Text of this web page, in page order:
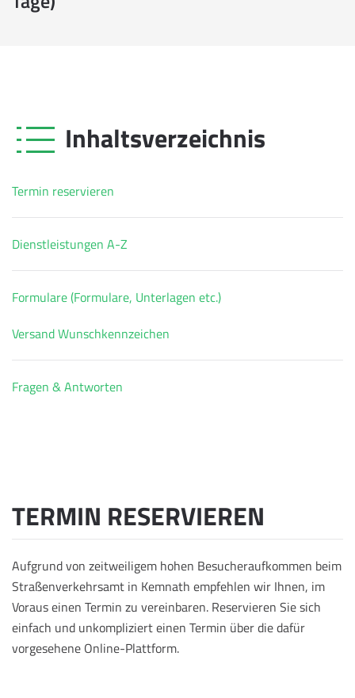
Inhaltsverzeichnis
Termin reservieren
Dienstleistungen A-Z
Formulare (Formulare, Unterlagen etc.)
Versand Wunschkennzeichen
Fragen & Antworten
TERMIN RESERVIEREN
Aufgrund von zeitweiligem hohen Besucheraufkommen beim
Straßenverkehrsamt in Kemnath empfehlen wir Ihnen, im
Voraus einen Termin zu vereinbaren. Reservieren Sie sich
einfach und unkompliziert einen Termin über die dafür
vorgesehene Online-Plattform.